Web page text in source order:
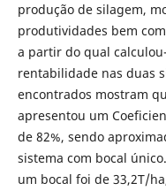
produção de silagem,
produtividades bem
a partir do qual
rentabilidade nas duas
encontrados mostram
apresentou um
de 82%, sendo
sistema com bocal
um bocal foi de 33,2T/